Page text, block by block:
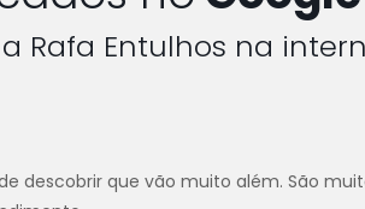
Rafa Entulhos na
descobrir que vão muito além. São